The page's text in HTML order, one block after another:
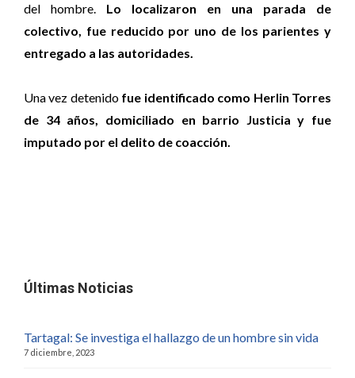
del hombre. Lo localizaron en una parada de
colectivo, fue reducido por uno de los parientes y
entregado a las autoridades.
Una vez detenido fue identificado como Herlin Torres
de 34 años, domiciliado en barrio Justicia y fue
imputado por el delito de coacción.
Últimas Noticias
Tartagal: Se investiga el hallazgo de un hombre sin vida
7 diciembre, 2023